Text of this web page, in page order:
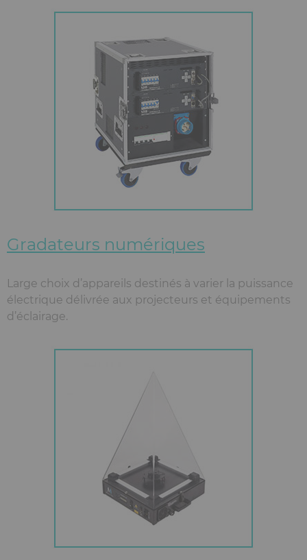
Gradateurs numériques
Large choix d’appareils destinés à varier la puissance
électrique délivrée aux projecteurs et équipements
d’éclairage.